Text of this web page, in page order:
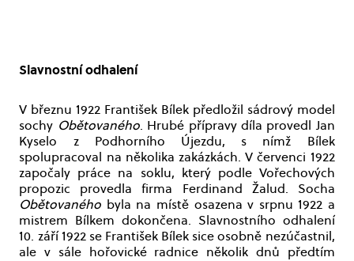
Slavnostní odhalení
V březnu 1922 František Bílek předložil sádrový model
sochy Obětovaného. Hrubé přípravy díla provedl Jan
Kyselo z Podhorního Újezdu, s nímž Bílek
spolupracoval na několika zakázkách. V červenci 1922
započaly práce na soklu, který podle Vořechových
propozic provedla firma Ferdinand Žalud. Socha
Obětovaného byla na místě osazena v srpnu 1922 a
mistrem Bílkem dokončena. Slavnostního odhalení
10. září 1922 se František Bílek sice osobně nezúčastnil,
ale v sále hořovické radnice několik dnů předtím